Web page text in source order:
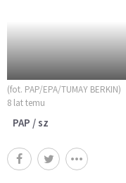
(fot. PAP/EPA/TUMAY BERKIN)
8 lat temu
PAP / sz